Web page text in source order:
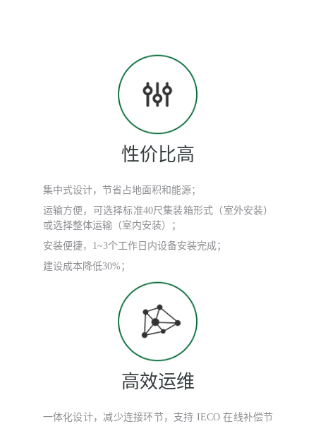
性价比高
集中式设计，节省占地面积和能源；
运输方便，可选择标准40尺集装箱形式（室外安装）
或选择整体运输（室内安装）；
安装便捷，1~3个工作日内设备安装完成；
建设成本降低30%；
高效运维
一体化设计，减少连接环节，支持 IECO 在线补偿节